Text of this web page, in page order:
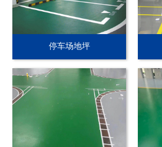
停车场地坪